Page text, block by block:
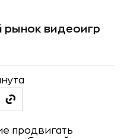
рынок видеоигр